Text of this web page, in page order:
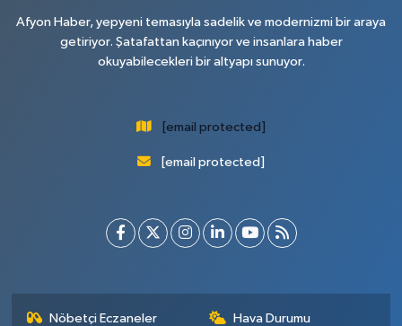
Afyon Haber, yepyeni temasıyla sadelik ve modernizmi bir araya
getiriyor. Şatafattan kaçınıyor ve insanlara haber
okuyabilecekleri bir altyapı sunuyor.
[email protected]
[email protected]
Nöbetçi Eczaneler Hava Durumu